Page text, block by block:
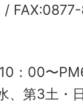
/
：00〜
、第3土・